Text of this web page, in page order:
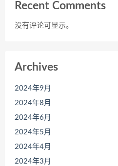
Recent Comments
没有评论可显示。
Archives
2024年9月
2024年8月
2024年6月
2024年5月
2024年4月
2024年3月